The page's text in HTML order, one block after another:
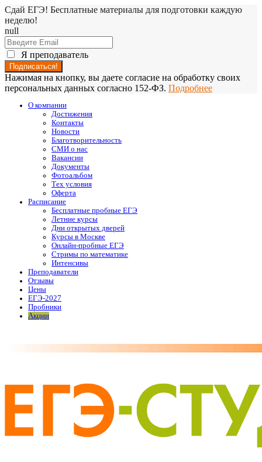
Сдай ЕГЭ! Бесплатные материалы для подготовки каждую
неделю!
null
Я преподаватель
Нажимая на кнопку, вы даете согласие на обработку своих
персональных данных согласно 152-ФЗ. Подробнее
О компании
Достижения
Контакты
Новости
Благотворительность
СМИ о нас
Вакансии
Документы
Фотоальбом
Тех условия
Оферта
Расписание
Бесплатные пробные ЕГЭ
Летние курсы
Дни открытых дверей
Курсы в Москве
Онлайн-пробные ЕГЭ
Стримы по математике
Интенсивы
Преподаватели
Отзывы
Цены
ЕГЭ-2027
Пробники
Акции